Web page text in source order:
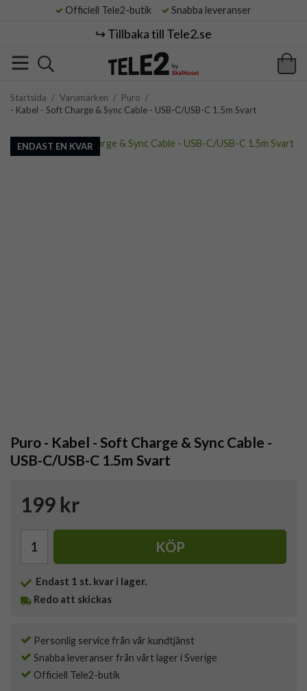
Officiell Tele2-butik Snabba leveranser
↪️ Tillbaka till Tele2.se
Startsida / Varumärken / Puro /
- Kabel - Soft Charge & Sync Cable - USB-C/USB-C 1.5m Svart
ENDAST EN KVAR
Puro - Kabel - Soft Charge & Sync Cable -
USB-C/USB-C 1.5m Svart
199 kr
KÖP
Endast 1 st. kvar i lager.
Redo att skickas
Personlig service från vår kundtjänst
Snabba leveranser från vårt lager i Sverige
Officiell Tele2-butik